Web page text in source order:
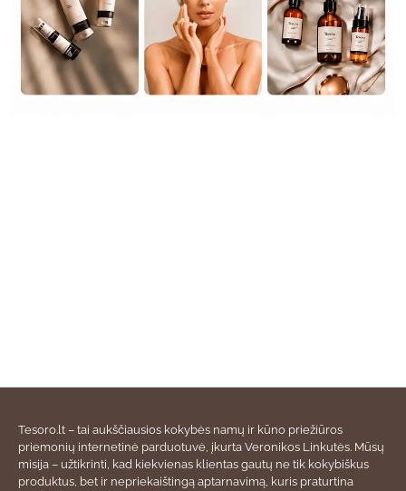
Tesoro.lt – tai aukščiausios kokybės namų ir kūno priežiūros
priemonių internetinė parduotuvė, įkurta Veronikos Linkutės. Mūsų
misija – užtikrinti, kad kiekvienas klientas gautų ne tik kokybiškus
produktus, bet ir nepriekaištingą aptarnavimą, kuris praturtina